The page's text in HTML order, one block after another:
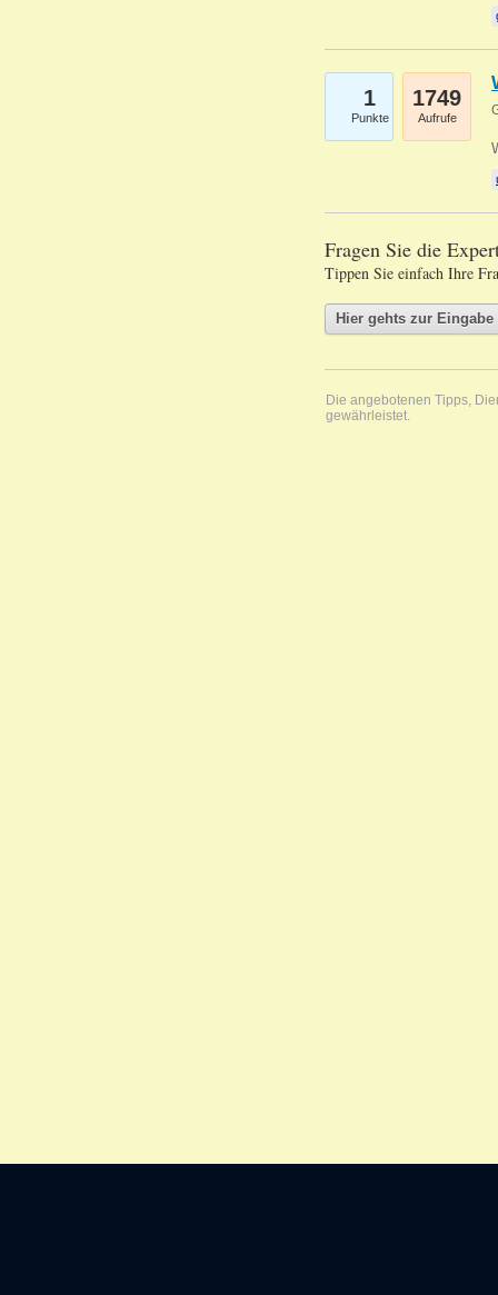
1
Punkte
1749
Aufrufe
Fragen Sie die
Tippen Sie einfach Ihre
Die angebotenen Tipps,
gewährleistet.